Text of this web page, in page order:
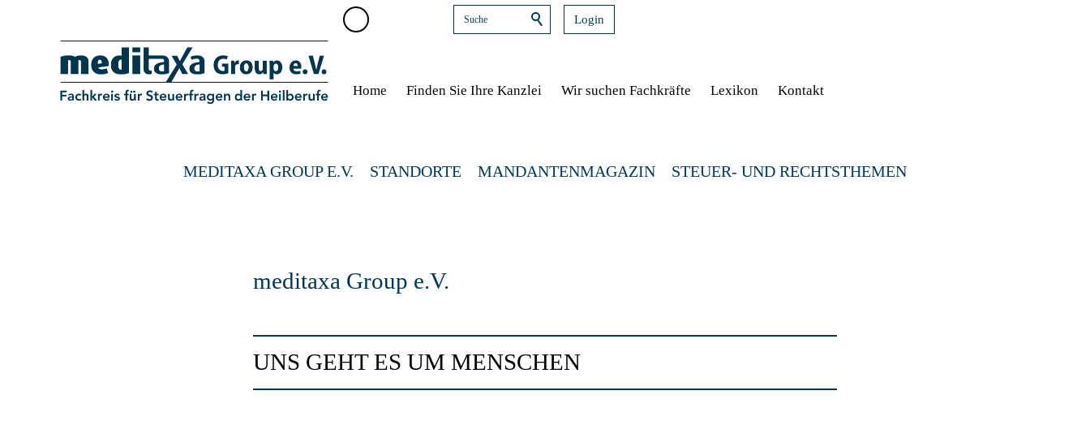
Home Finden Sie Ihre Kanzlei Wir suchen Fachkräfte Lexikon Kontakt
Login
MEDITAXA GROUP E.V. STANDORTE MANDANTENMAGAZIN STEUER- UND RECHTSTHEMEN
meditaxa Group e.V.
UNS GEHT ES UM MENSCHEN